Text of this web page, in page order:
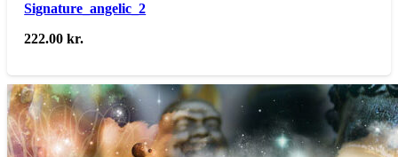
Signature_angelic_2
222.00kr.